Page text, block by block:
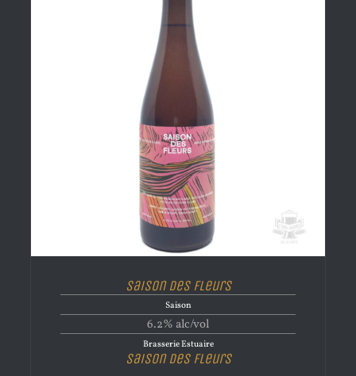
Saison des Fleurs
Saison
6.2% alc/vol
Brasserie Estuaire
Saison des Fleurs